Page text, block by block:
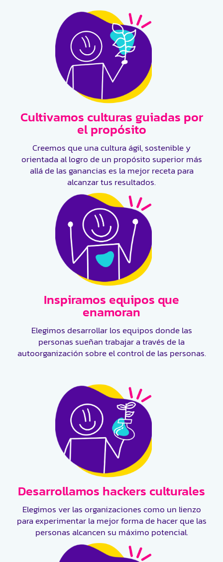
Cultivamos culturas guiadas por
el propósito
Creemos que una cultura ágil, sostenible y
orientada al logro de un propósito superior más
allá de las ganancias es la mejor receta para
alcanzar tus resultados.
Inspiramos equipos que
enamoran
Elegimos desarrollar los equipos donde las
personas sueñan trabajar a través de la
autoorganización sobre el control de las personas.
Desarrollamos hackers culturales
Elegimos ver las organizaciones como un lienzo
para experimentar la mejor forma de hacer que las
personas alcancen su máximo potencial.